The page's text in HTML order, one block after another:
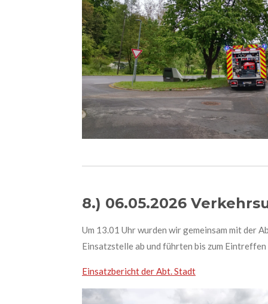
8.) 06.05.2026
Um 13.01 Uhr wurden wir gemeinsam mit der
Einsatzstelle ab und führten bis zum
Einsatzbericht der Abt. Stadt